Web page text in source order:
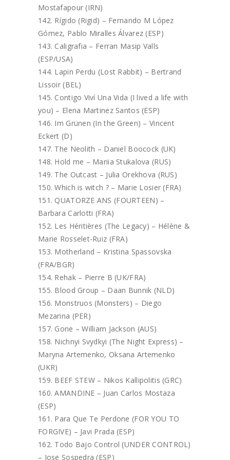
Mostafapour (IRN)
Rígido (Rigid) – Fernando M López
Gómez, Pablo Miralles Álvarez (ESP)
Caligrafia – Ferran Masip Valls
(ESP/USA)
Lapin Perdu (Lost Rabbit) – Bertrand
Lissoir (BEL)
Contigo Viví Una Vida (I lived a life with
you) – Elena Martinez Santos (ESP)
Im Grünen (In the Green) – Vincent
Eckert (D)
The Neolith – Daniel Boocock (UK)
Hold me – Mariia Stukalova (RUS)
The Outcast – Julia Orekhova (RUS)
Which is witch ? – Marie Losier (FRA)
QUATORZE ANS (FOURTEEN) –
Barbara Carlotti (FRA)
Les Héritières (The Legacy) – Hélène &
Marie Rosselet-Ruiz (FRA)
Motherland – Kristina Spassovska
(FRA/BGR)
Rehak – Pierre B (UK/FRA)
Blood Group – Daan Bunnik (NLD)
Monstruos (Monsters) – Diego
Mezarina (PER)
Gone – William Jackson (AUS)
Nichnyi Svydkyi (The Night Express) –
Maryna Artemenko, Oksana Artemenko
(UKR)
BEEF STEW – Nikos Kallipolitis (GRC)
AMANDINE – Juan Carlos Mostaza
(ESP)
Para Que Te Perdone (FOR YOU TO
FORGIVE) – Javi Prada (ESP)
Todo Bajo Control (UNDER CONTROL)
– Jose Sospedra (ESP)